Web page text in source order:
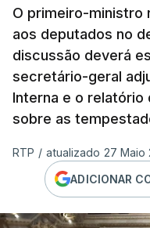
O primeiro-ministro
aos deputados no
discussão deverá
secretário-geral
Interna e o relatório
sobre as
RTP / atualizado 27 Maio
ADICIONAR